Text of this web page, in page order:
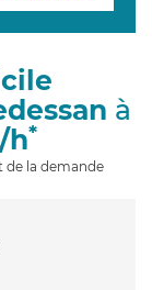
g
i
à
h*
de la demande